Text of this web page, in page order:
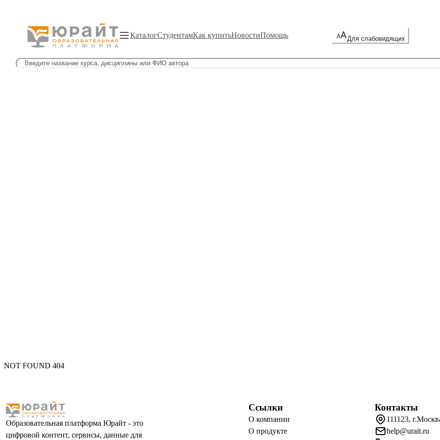
КаталогСтудентамКак купитьНовостиПомощь Для слабовидящих
NOT FOUND 404
Образовательная платформа Юрайт - это
цифровой контент, сервисы, данные для
Ссылки
О компании
О продукте
Контакты
111123,
help@urait.ru